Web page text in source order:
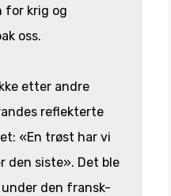
for krig og
oss.
etter andre
reflekterte
«En trøst har vi
den siste». Det ble
den fransk-